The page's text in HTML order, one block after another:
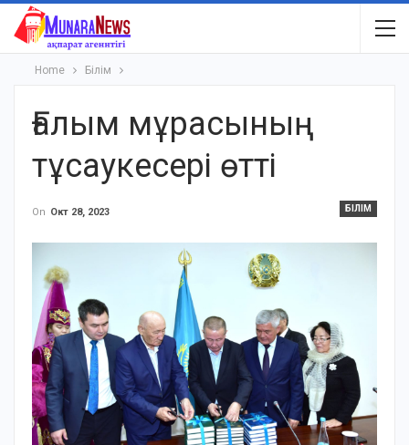
Home Білім
Ғалым мұрасының
тұсаукесері өтті
БІЛІМ
On Окт 28, 2023